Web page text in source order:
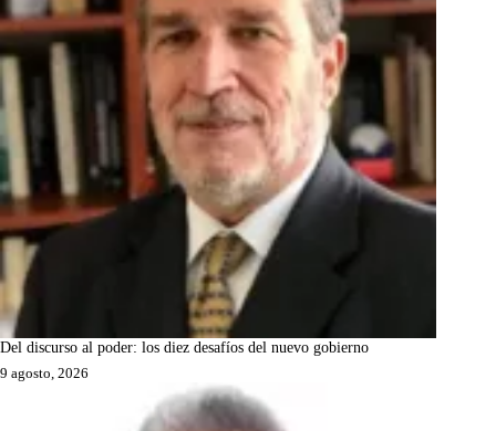
Del discurso al poder: los diez desafíos del nuevo gobierno
9 agosto, 2026